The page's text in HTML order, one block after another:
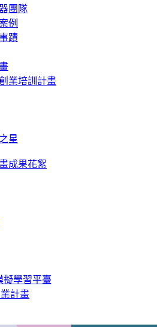
團隊
例
蹟
業培訓計畫
星
成果花絮
擬學習平臺
計畫